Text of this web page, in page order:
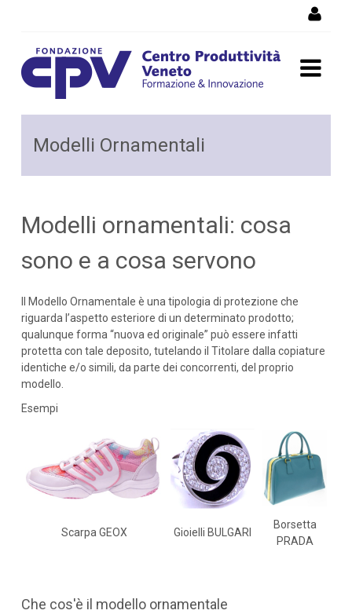
Modelli ornamentali: cosa
sono e a cosa servono
Modelli Ornamentali
Modelli ornamentali: cosa
sono e a cosa servono
Il Modello Ornamentale è una tipologia di protezione che
riguarda l’aspetto esteriore di un determinato prodotto;
qualunque forma “nuova ed originale” può essere infatti
protetta con tale deposito, tutelando il Titolare dalla copiature
identiche e/o simili, da parte dei concorrenti, del proprio
modello.
Esempi
Scarpa GEOX Gioielli BULGARI
Borsetta
PRADA
Che cos'è il modello ornamentale